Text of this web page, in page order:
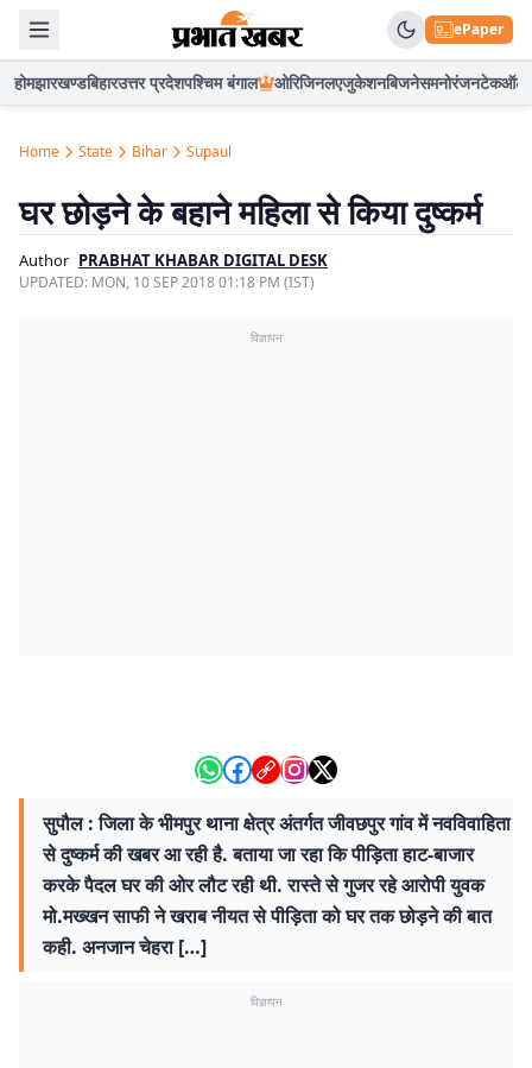
ePaper
होमझारखण्डबिहारउत्तर प्रदेशपश्चिम बंगाल ओरिजिनलएजुकेशनबिजनेसमनोरंजनटेकऑटो
Home State Bihar Supaul
घर छोड़ने के बहाने महिला से किया दुष्कर्म
Author PRABHAT KHABAR DIGITAL DESK
UPDATED: MON, 10 SEP 2018 01:18 PM (IST)
विज्ञापन
सुपौल : जिला के भीमपुर थाना क्षेत्र अंतर्गत जीवछपुर गांव में नवविवाहिता
से दुष्कर्म की खबर आ रही है. बताया जा रहा कि पीड़िता हाट-बाजार
करके पैदल घर की ओर लौट रही थी. रास्ते से गुजर रहे आरोपी युवक
मो.मख्खन साफी ने खराब नीयत से पीड़िता को घर तक छोड़ने की बात
कही. अनजान चेहरा […]
विज्ञापन